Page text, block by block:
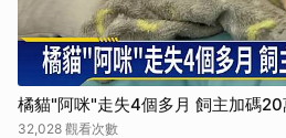
橘貓"阿咪"走失4個多月 飼主加碼20
32,028 觀看次數